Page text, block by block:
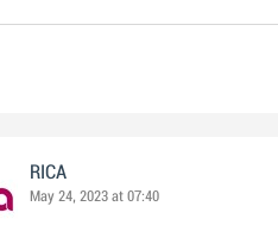
RICA
May 24, 2023 at 07:40